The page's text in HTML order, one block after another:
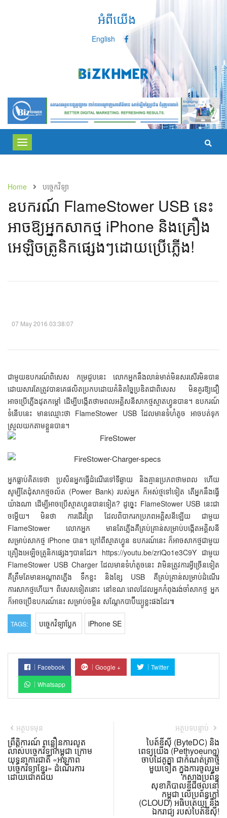
អំពីយើង
English
Toggle
navigation
Home បច្ចេកវិទ្យា
​ឧបករណ៍​ FlameStower USB នេះ​
អាច​ឱ្យ​អ្នក​សាក​ថ្ម iPhone ​និង​គ្រឿង​
អេឡិចត្រូនិក​ផ្សេងៗ​ដោយ​ប្រើ​ភ្លើង!​
07 May 2016 03:38:07
ជាមួយឧបករណ៍ពិសេស កម្រជួបនេះ លោកអ្នកនឹងលាន់មាត់មិនសរសើរមិនបាន
ដោយសារតែត្រូវបានគេផលិតប្រកបដោយគំនិតច្នៃប្រឌិតជាពិសេស មិនគួរឱ្យជឿ
អាចប្រើភ្លើងដុតកម្ដៅ ដើម្បីបង្កើតថាមពលអគ្គិសនីសាកថ្មស្មាតហ្វូនបាន។ ឧបករណ៍
ទំនើបនេះ មានឈ្មោះថា FlameStower USB ដែលមានទំហំតូច អាចបត់ទុក
ស្រួលយកតាមខ្លួនបាន។
អ្នកធ្លាប់គិតទេថា ប្រសិនអ្នកធ្វើដំណើរទៅទីឆ្ងាយ និងគ្មានប្រភពថាមពល ហើយ
សូម្បីតែដុំសាកថ្មចល័ត (Power Bank) របស់អ្នក ក៏អស់ថ្មទៅទៀត តើអ្នកនឹងធ្វើ
យ៉ាងណា ដើម្បីអាចប្រើស្មាតហ្វូនបានទៀត? ដូច្នេះ FlameStower USB នេះជា
ចម្លើយ។ មិនថា ការដើរព្រៃ ដែលពិបាករកប្រភពអគ្គិសនីឡើយ ជាមួយ
FlameStower លោកអ្នក មានតែភ្លើងគឺគ្រប់គ្រាន់សម្រាប់បង្កើតអគ្គិសនី
សម្រាប់សាកថ្ម iPhone បាន។ ក្រៅពីស្មាតហ្វូន ឧបករណ៍នេះ ក៏អាចសាកថ្មជាមួយ
គ្រឿងអេឡិចត្រូនិកផ្សេងៗបានដែរ។ https://youtu.be/zriQo1e3C9Y ជាមួយ
FlameStower USB Charger ដែលមានទំហំតូចនេះ វាមិនត្រូវការអ្វីច្រើនទៀត
គឺត្រឹមតែមានអណ្ដាតភ្លើង ទឹកខ្លះ និងខ្សែ USB គឺគ្រប់គ្រាន់សម្រាប់ដំណើរ
ការសាកថ្មហើយ។ ពិសេសទៀតនោះ នៅខណៈពេលដែលអ្នកកំពុងរង់ចាំសាកថ្ម អ្នក
ក៏អាចប្រើឧបករណ៍នេះ សម្រាប់ចម្អិន សណ្ដែកបាប៊ីឃ្យូខ្លះផងដែរ៕
TAGS: បច្ចេកវិទ្យាប្លែក iPhone SE
Facebook Google +
Twitter
Whatsapp
អត្ថបទមុន
ព្រឹត្តិការណ៍ ពន្លឿនការលូត
លាស់បច្ចេកវិទ្យាកម្ពុជា ក្រោម
យុទ្ធនាការជាតិ «អនុភាព
បច្ចេកវិទ្យាខ្មែរ» ដំណើរការ
ដោយជោគជ័យ
អត្ថបទបន្ទាប់
បៃត៍ឌីស៊ី (ByteDC) និង
ពេទ្យយើង (Pethyoeung)
ចាប់ដៃគូគ្នា ជាកំណត់ត្រាថ្មី
មួយទៀត ក្នុងការចូលរួម
កសាងប្រព័ន្ធ
សុខាភិបាលឌីជីថល​នៅ
កម្ពុជា លើប្រព័ន្ធក្លៅ
(CLOUD) អធិបតេយ្យ និង
ឯករាជ្យ របស់បៃត៍ឌីស៊ី!